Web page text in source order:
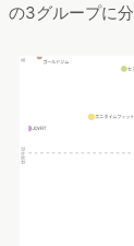
の3グループに